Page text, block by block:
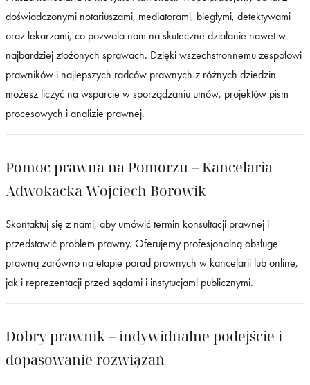
doświadczonymi notariuszami, mediatorami, biegłymi, detektywami
oraz lekarzami, co pozwala nam na skuteczne działanie nawet w
najbardziej złożonych sprawach. Dzięki wszechstronnemu zespołowi
prawników i najlepszych radców prawnych z różnych dziedzin
możesz liczyć na wsparcie w sporządzaniu umów, projektów pism
procesowych i analizie prawnej.
Pomoc prawna na Pomorzu – Kancelaria
Adwokacka Wojciech Borowik
Skontaktuj się z nami, aby umówić termin konsultacji prawnej i
przedstawić problem prawny. Oferujemy profesjonalną obsługę
prawną zarówno na etapie porad prawnych w kancelarii lub online,
jak i reprezentacji przed sądami i instytucjami publicznymi.
Dobry prawnik – indywidualne podejście i
dopasowanie rozwiązań